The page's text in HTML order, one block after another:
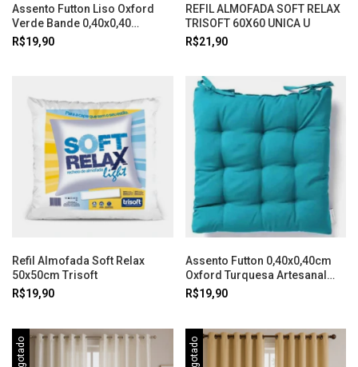
Assento Futton Liso Oxford
Verde Bande 0,40x0,40
Artesanal Teares
R$19,90
REFIL ALMOFADA SOFT RELAX
TRISOFT 60X60 UNICA U
R$21,90
Refil Almofada Soft Relax
50x50cm Trisoft
R$19,90
Assento Futton 0,40x0,40cm
Oxford Turquesa Artesanal
Teares
R$19,90
Esgotado Esgotado